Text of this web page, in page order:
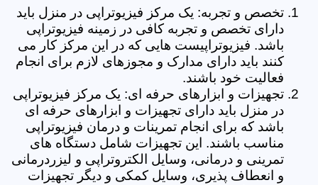
تخصص و تجربه: یک مرکز فیزیوتراپی در منزل باید
دارای تخصص و تجربه کافی در زمینه فیزیوتراپی
باشد. فیزیوتراپیست هایی که در این مرکز کار می
کنند باید دارای مدارک و مجوزهای لازم برای انجام
فعالیت خود باشند.
تجهیزات و ابزارهای حرفه ای: یک مرکز فیزیوتراپی
در منزل باید دارای تجهیزات و ابزارهای حرفه ای
باشد که برای انجام تمرینات و درمان فیزیوتراپی
مناسب باشند. این تجهیزات شامل دستگاه های
تمرینی و درمانی، وسایل الکتروتراپی و لیزردرمانی
و انعطاف پذیری، وسایل کمکی و دیگر تجهیزات